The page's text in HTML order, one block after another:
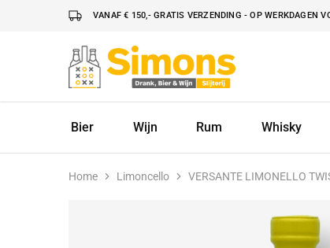
VANAF € 150,- GRATIS VERZENDING - OP WERKDAGEN
Simonsdrank.nl
Drank,
Bier
Bier
Wijn Rum Whisky
Home Limoncello VERSANTE LIMONELLO